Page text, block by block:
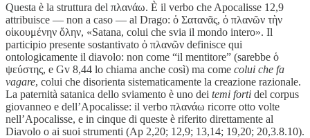
Questa è la struttura del πλανάω. È il verbo che Apocalisse 12,9
attribuisce — non a caso — al Drago: ὁ Σατανᾶς, ὁ πλανῶν τὴν
οἰκουμένην ὅλην, «Satana, colui che svia il mondo intero». Il
participio presente sostantivato ὁ πλανῶν definisce qui
ontologicamente il diavolo: non come “il mentitore” (sarebbe ὁ
ψεύστης, e Gv 8,44 lo chiama anche così) ma come colui che fa
vagare, colui che disorienta sistematicamente la creazione razionale.
La paternità satanica dello sviamento è uno dei temi forti del corpus
giovanneo e dell’Apocalisse: il verbo πλανάω ricorre otto volte
nell’Apocalisse, e in cinque di queste è riferito direttamente al
Diavolo o ai suoi strumenti (Ap 2,20; 12,9; 13,14; 19,20; 20,3.8.10).